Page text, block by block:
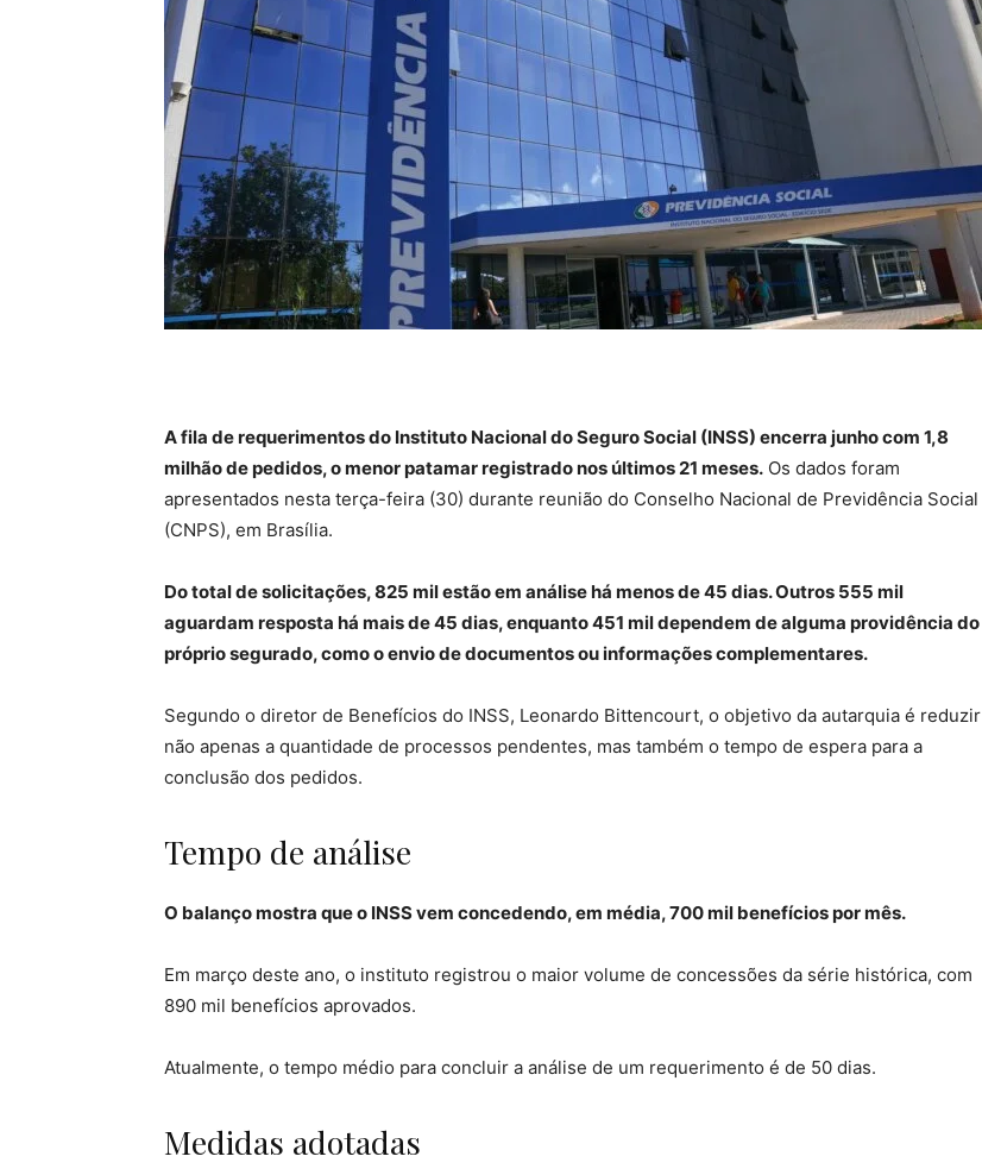
A fila de requerimentos do Instituto Nacional do Seguro Social (INSS) encerra junho com 1,8
milhão de pedidos, o menor patamar registrado nos últimos 21 meses. Os dados foram
apresentados nesta terça-feira (30) durante reunião do Conselho Nacional de Previdência Social
(CNPS), em Brasília.
Do total de solicitações, 825 mil estão em análise há menos de 45 dias. Outros 555 mil
aguardam resposta há mais de 45 dias, enquanto 451 mil dependem de alguma providência do
próprio segurado, como o envio de documentos ou informações complementares.
Segundo o diretor de Benefícios do INSS, Leonardo Bittencourt, o objetivo da autarquia é reduzir
não apenas a quantidade de processos pendentes, mas também o tempo de espera para a
conclusão dos pedidos.
Tempo de análise
O balanço mostra que o INSS vem concedendo, em média, 700 mil benefícios por mês.
Em março deste ano, o instituto registrou o maior volume de concessões da série histórica, com
890 mil benefícios aprovados.
Atualmente, o tempo médio para concluir a análise de um requerimento é de 50 dias.
Medidas adotadas